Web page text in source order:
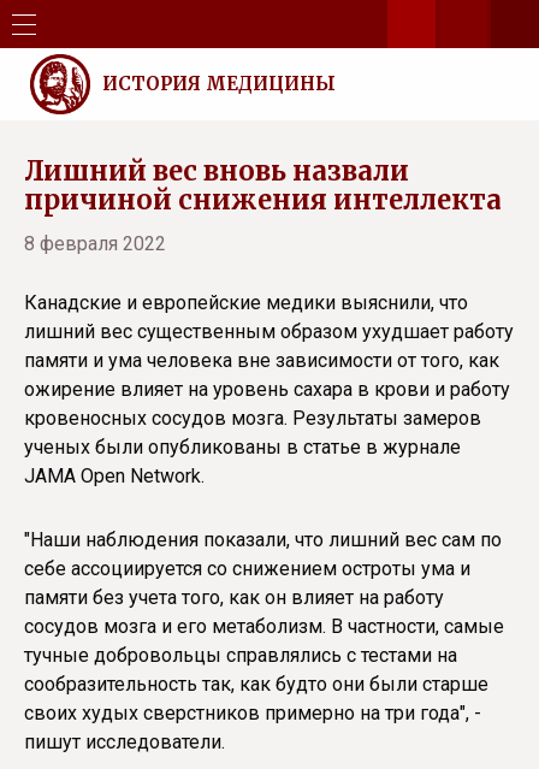
ИСТОРИЯ МЕДИЦИНЫ
Лишний вес вновь назвали
причиной снижения интеллекта
8 февраля 2022
Канадские и европейские медики выяснили, что
лишний вес существенным образом ухудшает работу
памяти и ума человека вне зависимости от того, как
ожирение влияет на уровень сахара в крови и работу
кровеносных сосудов мозга. Результаты замеров
ученых были опубликованы в статье в журнале
JAMA Open Network.
"Наши наблюдения показали, что лишний вес сам по
себе ассоциируется со снижением остроты ума и
памяти без учета того, как он влияет на работу
сосудов мозга и его метаболизм. В частности, самые
тучные добровольцы справлялись с тестами на
сообразительность так, как будто они были старше
своих худых сверстников примерно на три года", -
пишут исследователи.